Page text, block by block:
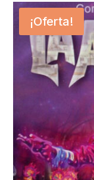
¡Oferta!